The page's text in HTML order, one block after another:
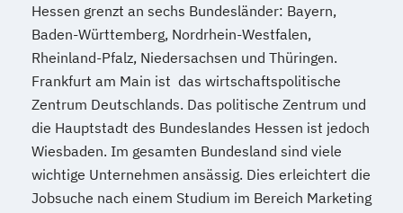
Hessen grenzt an sechs Bundesländer: Bayern,
Baden-Württemberg, Nordrhein-Westfalen,
Rheinland-Pfalz, Niedersachsen und Thüringen.
Frankfurt am Main ist das wirtschaftspolitische
Zentrum Deutschlands. Das politische Zentrum und
die Hauptstadt des Bundeslandes Hessen ist jedoch
Wiesbaden. Im gesamten Bundesland sind viele
wichtige Unternehmen ansässig. Dies erleichtert die
Jobsuche nach einem Studium im Bereich Marketing